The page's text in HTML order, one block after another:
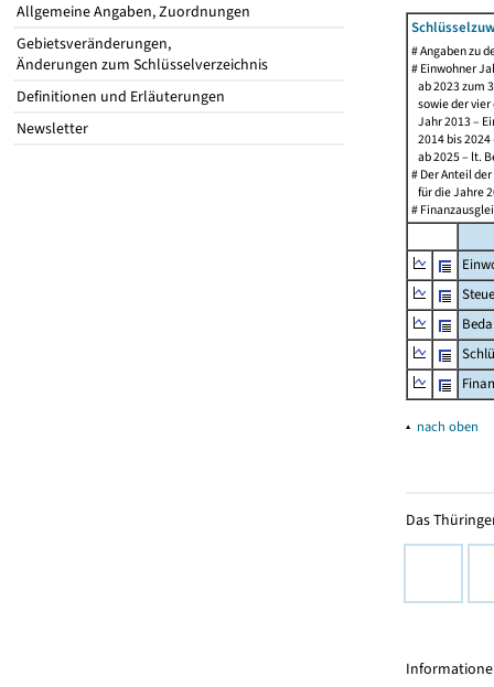
Allgemeine Angaben, Zuordnungen
Gebietsveränderungen,
Änderungen zum Schlüsselverzeichnis
Definitionen und Erläuterungen
Newsletter
# Angaben zu
# Einwohner
ab 2023 zum
sowie der vier
Jahr 2013 –
2014 bis
ab 2025 – lt.
# Der Anteil
für die Jahre
#
▴ nach oben
Das